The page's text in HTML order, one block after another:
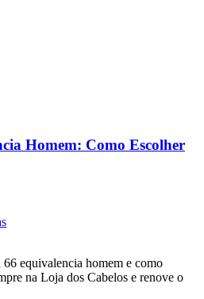
Homem: Como Escolher
equivalencia homem e como
na Loja dos Cabelos e renove o